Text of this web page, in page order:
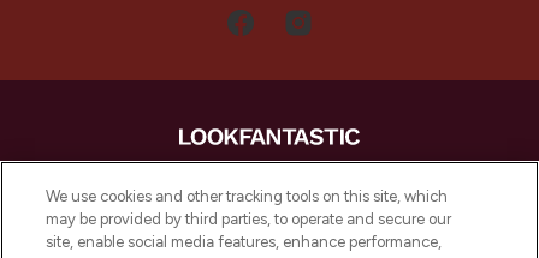
LOOKFANTASTIC is de ultieme online
beautybestemming van Europa, met de
beste huidverzorging, haarproducten en
We use cookies and other tracking tools on this site, which
may be provided by third parties, to operate and secure our
site, enable social media features, enhance performance,